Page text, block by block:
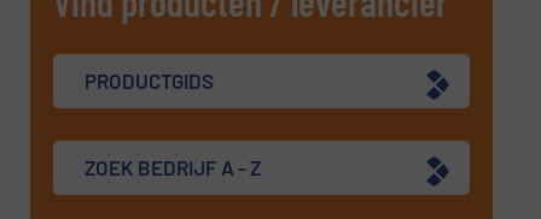
PRODUCTGIDS
ZOEK BEDRIJF A - Z